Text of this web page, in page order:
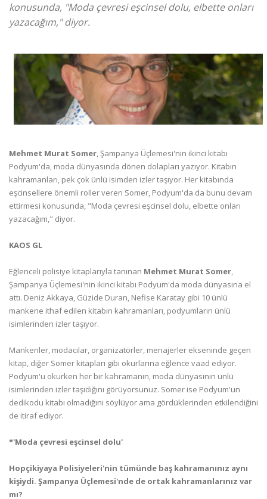
konusunda, "Moda çevresi eşcinsel dolu, elbette onları
yazacağım," diyor.
Mehmet Murat Somer, Şampanya Üçlemesi'nin ikinci kitabı
Podyum'da, moda dünyasında dönen dolapları yazıyor. Kitabın
kahramanları, pek çok ünlü isimden izler taşıyor. Her kitabında
eşcinsellere önemli roller veren Somer, Podyum'da da bunu devam
ettirmesi konusunda, "Moda çevresi eşcinsel dolu, elbette onları
yazacağım," diyor.
KAOS GL
Eğlenceli polisiye kitaplarıyla tanınan Mehmet Murat Somer,
Şampanya Üçlemesi'nin ikinci kitabı Podyum'da moda dünyasına el
attı. Deniz Akkaya, Güzide Duran, Nefise Karatay gibi 10 ünlü
mankene ithaf edilen kitabın kahramanları, podyumların ünlü
isimlerinden izler taşıyor.
Mankenler, modacılar, organizatörler, menajerler ekseninde geçen
kitap, diğer Somer kitapları gibi okurlarına eğlence vaad ediyor.
Podyum'u okurken her bir kahramanın, moda dünyasının ünlü
isimlerinden izler taşıdığını görüyorsunuz. Somer ise Podyum'un
dedikodu kitabı olmadığını söylüyor ama gördüklerinden etkilendiğini
de itiraf ediyor.
*'Moda çevresi eşcinsel dolu'
Hopçikiyaya Polisiyeleri'nin tümünde baş kahramanınız aynı
kişiydi. Şampanya Üçlemesi'nde de ortak kahramanlarınız var
mı?